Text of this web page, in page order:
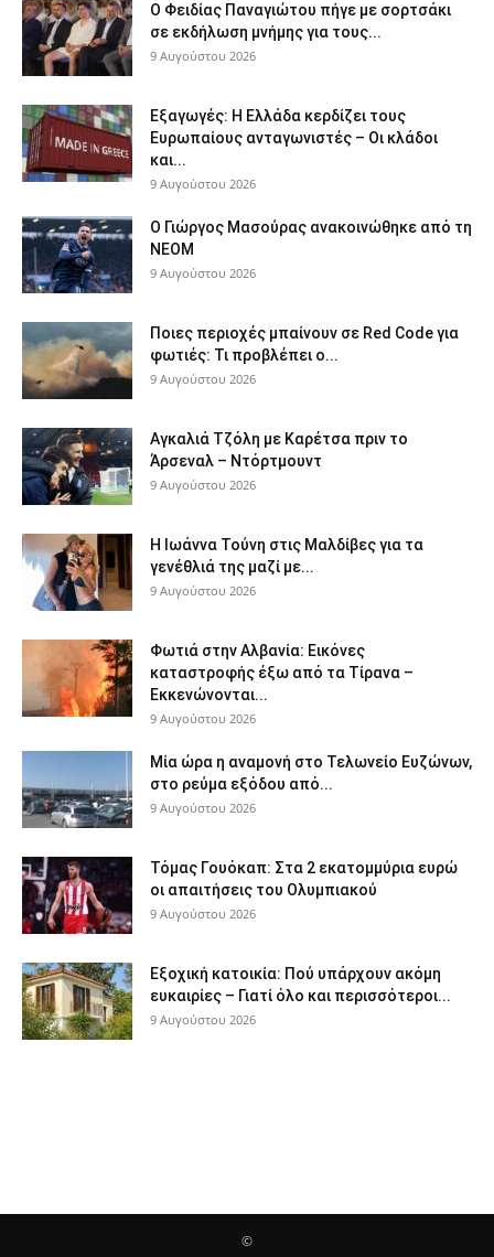
Ο Φειδίας Παναγιώτου πήγε με σορτσάκι
σε εκδήλωση μνήμης για τους...
9 Αυγούστου 2026
Εξαγωγές: Η Ελλάδα κερδίζει τους
Ευρωπαίους ανταγωνιστές – Οι κλάδοι
και...
9 Αυγούστου 2026
Ο Γιώργος Μασούρας ανακοινώθηκε από τη
ΝΕΟΜ
9 Αυγούστου 2026
Ποιες περιοχές μπαίνουν σε Red Code για
φωτιές: Τι προβλέπει ο...
9 Αυγούστου 2026
Αγκαλιά Τζόλη με Καρέτσα πριν το
Άρσεναλ – Ντόρτμουντ
9 Αυγούστου 2026
Η Ιωάννα Τούνη στις Μαλδίβες για τα
γενέθλιά της μαζί με...
9 Αυγούστου 2026
Φωτιά στην Αλβανία: Εικόνες
καταστροφής έξω από τα Τίρανα –
Εκκενώνονται...
9 Αυγούστου 2026
Μία ώρα η αναμονή στο Τελωνείο Ευζώνων,
στο ρεύμα εξόδου από...
9 Αυγούστου 2026
Τόμας Γουόκαπ: Στα 2 εκατομμύρια ευρώ
οι απαιτήσεις του Ολυμπιακού
9 Αυγούστου 2026
Εξοχική κατοικία: Πού υπάρχουν ακόμη
ευκαιρίες – Γιατί όλο και περισσότεροι...
9 Αυγούστου 2026
©